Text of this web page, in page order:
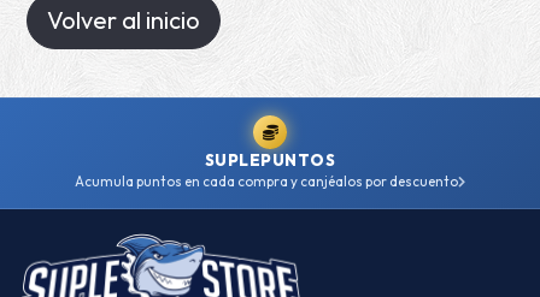
Volver al inicio
SUPLEPUNTOS
Acumula puntos en cada compra y canjéalos por descuento